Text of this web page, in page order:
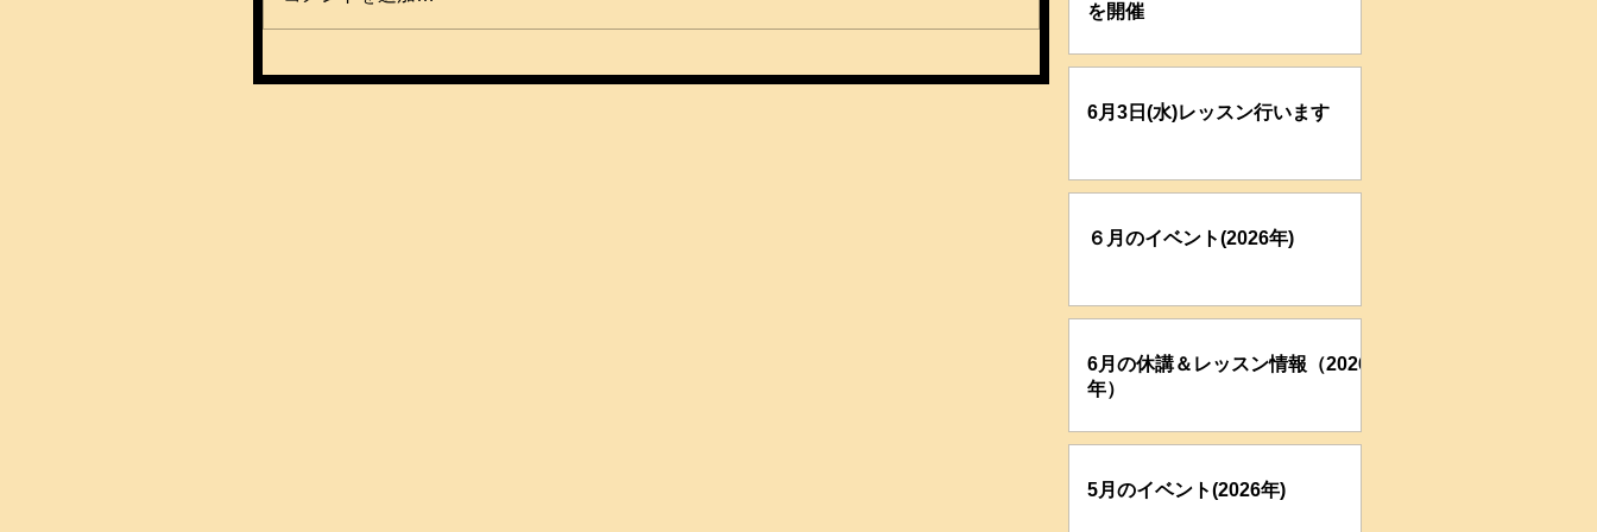
を開催
6月3日(水)レッスン行います
６月のイベント(2026年)
6月の休講＆レッスン情報（2026
年）
5月のイベント(2026年)